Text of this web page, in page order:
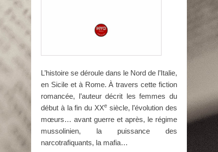
L’histoire se déroule dans le Nord de l’Italie,
en Sicile et à Rome. À travers cette fiction
romancée, l’auteur décrit les femmes du
début à la fin du XXesiècle, l’évolution des
mœurs… avant guerre et après, le régime
mussolinien, la puissance des
narcotrafiquants, la mafia…